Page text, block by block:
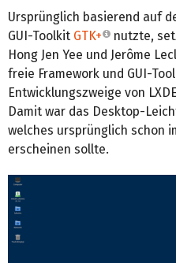
Ursprünglich basierend auf
GUI-Toolkit GTK+
nutzte,
Hong Jen Yee und Jerôme
freie Framework und GUI-
Entwicklungszweige von
Damit war das Desktop-
welches ursprünglich schon
erscheinen sollte.